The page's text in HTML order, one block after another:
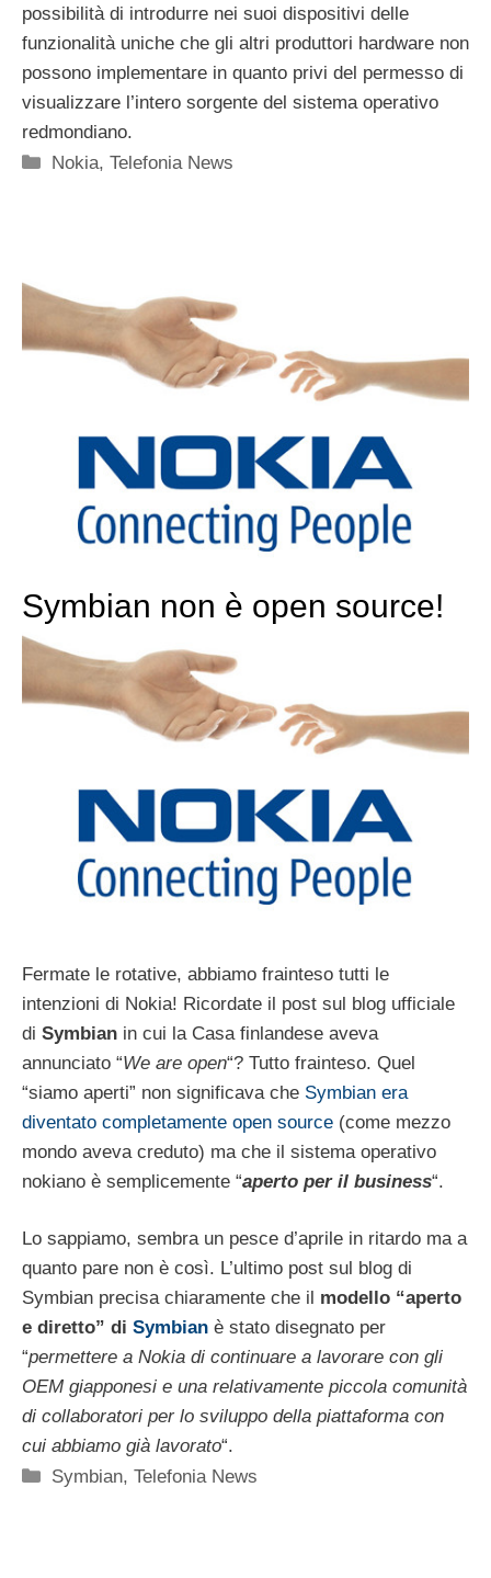
possibilità di introdurre nei suoi dispositivi delle
funzionalità uniche che gli altri produttori hardware non
possono implementare in quanto privi del permesso di
visualizzare l’intero sorgente del sistema operativo
redmondiano.
Categorie
Nokia,Telefonia News
Symbian non è open source!
Fermate le rotative, abbiamo frainteso tutti le
intenzioni di Nokia! Ricordate il post sul blog ufficiale
di Symbian in cui la Casa finlandese aveva
annunciato “We are open“? Tutto frainteso. Quel
“siamo aperti” non significava che Symbian era
diventato completamente open source (come mezzo
mondo aveva creduto) ma che il sistema operativo
nokiano è semplicemente “aperto per il business“.
Lo sappiamo, sembra un pesce d’aprile in ritardo ma a
quanto pare non è così. L’ultimo post sul blog di
Symbian precisa chiaramente che il modello “aperto
e diretto” di Symbian è stato disegnato per
“permettere a Nokia di continuare a lavorare con gli
OEM giapponesi e una relativamente piccola comunità
di collaboratori per lo sviluppo della piattaforma con
cui abbiamo già lavorato“.
Categorie
Symbian,Telefonia News